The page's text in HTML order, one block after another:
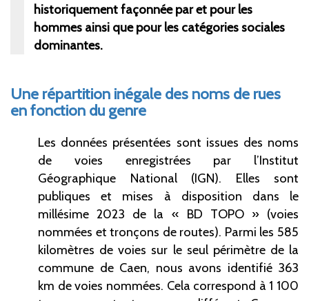
historiquement façonnée par et pour les
hommes ainsi que pour les catégories sociales
dominantes.
Une répartition inégale des noms de rues
en fonction du genre
Les données présentées sont issues des noms
de voies enregistrées par l’Institut
Géographique National (IGN). Elles sont
publiques et mises à disposition dans le
millésime 2023 de la « BD TOPO » (voies
nommées et tronçons de routes). Parmi les 585
kilomètres de voies sur le seul périmètre de la
commune de Caen, nous avons identifié 363
km de voies nommées. Cela correspond à 1 100